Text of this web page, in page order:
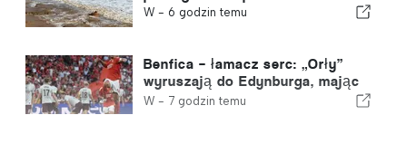
W - 6 godzin temu
Benfica – łamacz serc: „Orły”
wyruszają do Edynburga, mając
już jedną nogą w kolejnej rundzie
W - 7 godzin temu